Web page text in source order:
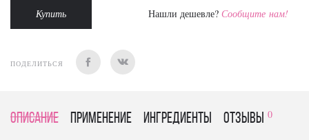
Купить Нашли дешевле? Сообщите нам!
ПОДЕЛИТЬСЯ
Описание Применение Ингредиенты отзывы 0